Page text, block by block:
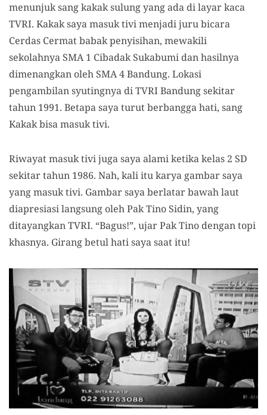
menunjuk sang kakak sulung yang ada di layar kaca
TVRI. Kakak saya masuk tivi menjadi juru bicara
Cerdas Cermat babak penyisihan, mewakili
sekolahnya SMA 1 Cibadak Sukabumi dan hasilnya
dimenangkan oleh SMA 4 Bandung. Lokasi
pengambilan syutingnya di TVRI Bandung sekitar
tahun 1991. Betapa saya turut berbangga hati, sang
Kakak bisa masuk tivi.
Riwayat masuk tivi juga saya alami ketika kelas 2 SD
sekitar tahun 1986. Nah, kali itu karya gambar saya
yang masuk tivi. Gambar saya berlatar bawah laut
diapresiasi langsung oleh Pak Tino Sidin, yang
ditayangkan TVRI. “Bagus!”, ujar Pak Tino dengan topi
khasnya. Girang betul hati saya saat itu!